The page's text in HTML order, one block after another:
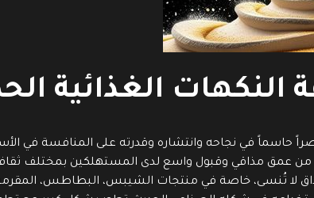
الغذائية
حاسماً في نجاحه وانتشاره وقدرته على المنافسة في
من عمق مذاقي وقبول واسع لدى المستهلكين بمختلف
لا تُنسى، خاصة في منتجات الشيبس، البطاطس،